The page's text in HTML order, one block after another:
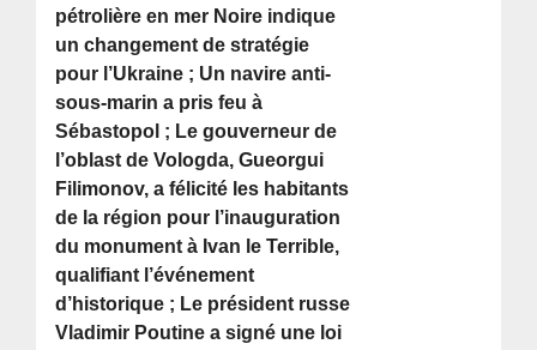
pétrolière en mer Noire indique
un changement de stratégie
pour l’Ukraine ; Un navire anti-
sous-marin a pris feu à
Sébastopol ; Le gouverneur de
l’oblast de Vologda, Gueorgui
Filimonov, a félicité les habitants
de la région pour l’inauguration
du monument à Ivan le Terrible,
qualifiant l’événement
d’historique ; Le président russe
Vladimir Poutine a signé une loi